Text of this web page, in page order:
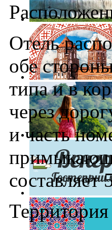
Отель
обе
типа и в
через
и часть
Территория